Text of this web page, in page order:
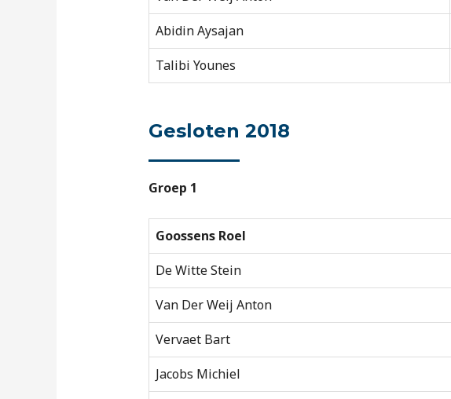
Abidin Aysajan
Talibi Younes
Gesloten 2018
Groep 1
Goossens Roel
De Witte Stein
Van Der Weij Anton
Vervaet Bart
Jacobs Michiel